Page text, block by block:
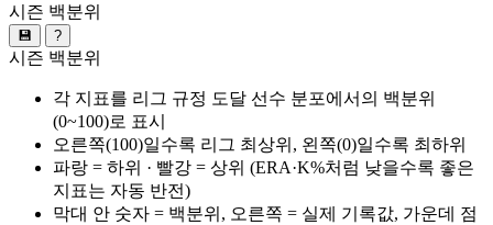
시즌 백분위
💾 ?
시즌 백분위
각 지표를 리그 규정 도달 선수 분포에서의 백분위
(0~100)로 표시
오른쪽(100)일수록 리그 최상위, 왼쪽(0)일수록 최하위
파랑 = 하위 · 빨강 = 상위 (ERA·K%처럼 낮을수록 좋은
지표는 자동 반전)
막대 안 숫자 = 백분위, 오른쪽 = 실제 기록값, 가운데 점